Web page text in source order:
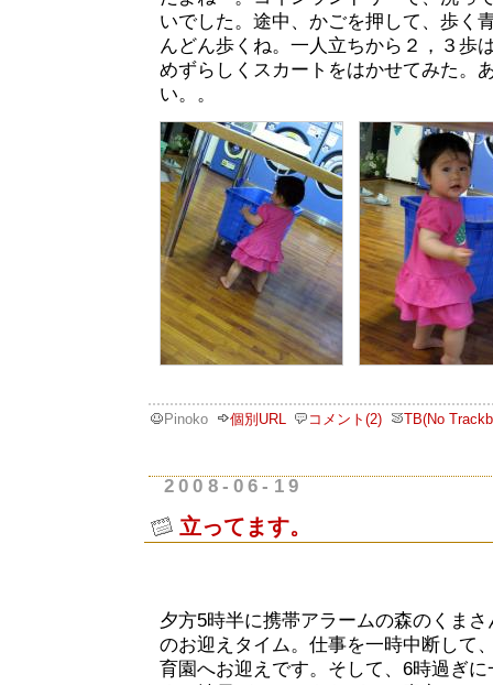
いでした。途中、かごを押して、歩く
んどん歩くね。一人立ちから２，３歩
めずらしくスカートをはかせてみた。
い。。
Pinoko 個別URL コメント(2) TB(No
2008-06-19
立ってます。
夕方5時半に携帯アラームの森のくま
のお迎えタイム。仕事を一時中断して
育園へお迎えです。そして、6時過ぎ